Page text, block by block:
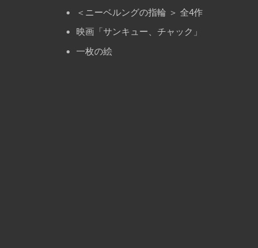
＜ニーベルングの指輪 ＞ 全4作
映画「サンキュー、チャック」
一枚の絵